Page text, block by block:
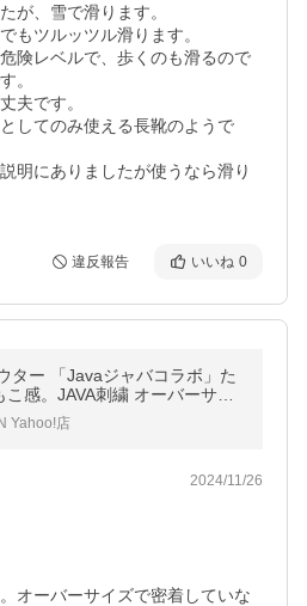
が、雪で滑ります。
もツルッツル滑ります。
険レベルで、歩くのも滑るので
。
夫です。
してのみ使える長靴のようで
明にありましたが使うなら滑り
違反報告 いいね 0
ター 「Javaジャバコラボ」た
感。JAVA刺繍 オーバーサイ
JK レディース メンズ
Yahoo!店
2024/11/26
オーバーサイズで密着していな